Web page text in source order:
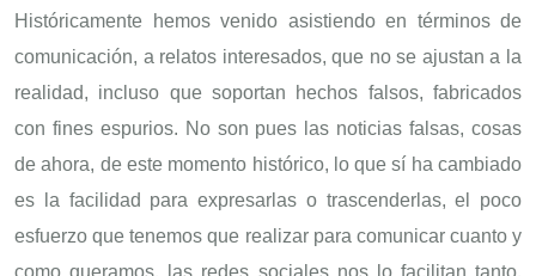
Históricamente hemos venido asistiendo en términos de
comunicación, a relatos interesados, que no se ajustan a la
realidad, incluso que soportan hechos falsos, fabricados
con fines espurios. No son pues las noticias falsas, cosas
de ahora, de este momento histórico, lo que sí ha cambiado
es la facilidad para expresarlas o trascenderlas, el poco
esfuerzo que tenemos que realizar para comunicar cuanto y
como queramos, las redes sociales nos lo facilitan tanto,